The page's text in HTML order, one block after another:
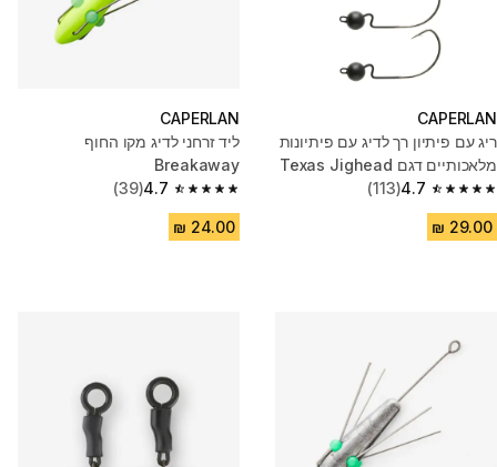
CAPERLAN
ריג עם פיתיון רך לדיג עם פיתיונות
מלאכותיים דגם Texas Jighead
4.7
4.7 out of 5 stars from 113 reviews
(113)
CAPERLAN
ליד זרחני לדיג מקו החוף
Breakaway
4.7
4.7 out of 5 stars from 39 reviews
(39)